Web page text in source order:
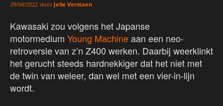
29/04/2022 door Jelle Verstaen
Kawasaki zou volgens het Japanse
motormedium Young Machineaan een neo-
retroversie van z’n Z400 werken. Daarbij weerklinkt
het gerucht steeds hardnekkiger dat het niet met
de twin van weleer, dan wel met een vier-in-lijn
wordt.